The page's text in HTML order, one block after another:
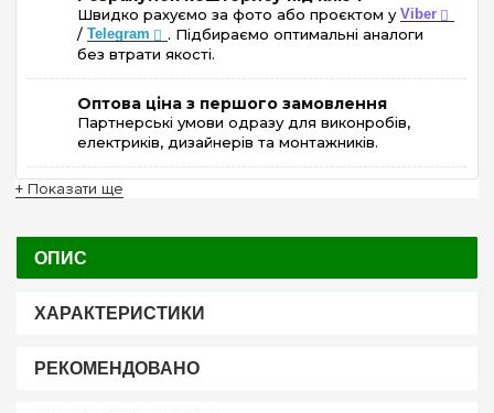
Швидко рахуємо за фото або проєктом у Viber
/ Telegram
. Підбираємо оптимальні аналоги
без втрати якості.
Оптова ціна з першого замовлення
Партнерські умови одразу для виконробів,
електриків, дизайнерів та монтажників.
+ Показати ще
ОПИС
ХАРАКТЕРИСТИКИ
РЕКОМЕНДОВАНО